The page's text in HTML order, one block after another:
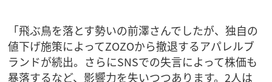
「飛ぶ鳥を落とす勢いの前澤さんでしたが、独自の
値下げ施策によってZOZOから撤退するアパレルブ
ランドが続出。さらにSNSでの失言によって株価も
暴落するなど、影響力を失いつつあります。2人は